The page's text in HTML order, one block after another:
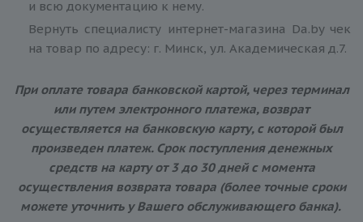
и всю документацию к нему.
Вернуть специалисту интернет-магазина Da.by чек
на товар по адресу: г. Минск, ул. Академическая д.7.
При оплате товара банковской картой, через терминал
или путем электронного платежа, возврат
осуществляется на банковскую карту, с которой был
произведен платеж. Срок поступления денежных
средств на карту от 3 до 30 дней с момента
осуществления возврата товара (более точные сроки
можете уточнить у Вашего обслуживающего банка).